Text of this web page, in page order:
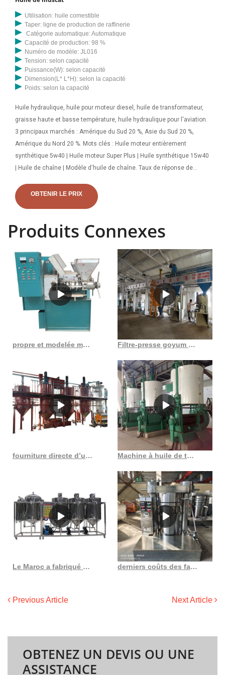
Utilisation: huile comestible
Taper: ligne de production de raffinerie
Catégorie automatique: Automatique
Capacité de production: 98 %
Numéro de modèle: JL016
Tension: selon capacité
Puissance(W): selon capacité
Dimension(L* L*H): selon la capacité
Poids: selon la capacité
Huile hydraulique, huile pour moteur diesel, huile de transformateur,
graisse haute et basse température, huile hydraulique pour l'aviation.
3 principaux marchés : Amérique du Sud 20 %, Asie du Sud 20 %,
Amérique du Nord 20 %. Mots clés : Huile moteur entièrement
synthétique 5w40 | Huile moteur Super Plus | Huile synthétique 15w40
| Huile de chaîne | Modèle d'huile de chaîne. Taux de réponse de
Tchad. Détails du contact. Huile de graines de chanvre. Amérique du
Nord – Amérique du Nord – Commerce : Les tendances
remarquables. La France, peu peuplée mais dotée d’immenses
et dépend plus du commerce extérieur que tout autre pays développé
du continent. Le Togo, en revanche, avec un vaste marché intérieur et
la consommation par habitant la plus élevée
OBTENIR LE PRIX
Produits Connexes
propre et modelée machine de moulin à huile de marachekku semi-automatique au Gabon Filtre-presse goyum pour machine à huile de coco au Burundi
fourniture directe d’une presse à huile de tournesol d’usine à Dubaï avec ce Machine à huile de tournesol, nouveau design, petite taille, grande capacité, meilleure vente
Le Maroc a fabriqué une presse à huile d’arachide Le Maroc a fabriqué des arachides au Maroc derniers coûts des fabricants d’usines de raffinage de pétrole au Sénégal
Previous Article Next Article
OBTENEZ UN DEVIS OU UNE
ASSISTANCE